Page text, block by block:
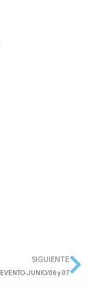
SIGUIENTE
EVENTO-JUNIO/06 y 07